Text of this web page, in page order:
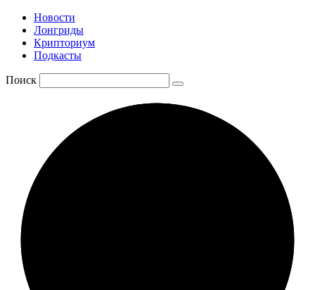
Новости
Лонгриды
Крипториум
Подкасты
Поиск